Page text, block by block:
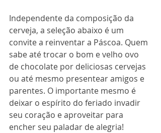
Independente da composição da
cerveja, a seleção abaixo é um
convite a reinventar a Páscoa. Quem
sabe até trocar o bom e velho ovo
de chocolate por deliciosas cervejas
ou até mesmo presentear amigos e
parentes. O importante mesmo é
deixar o espírito do feriado invadir
seu coração e aproveitar para
encher seu paladar de alegria!